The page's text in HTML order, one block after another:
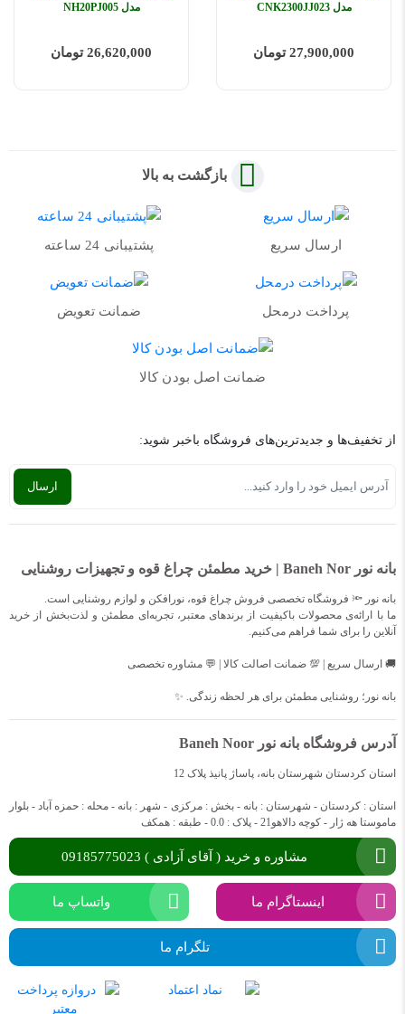
مدل CNK2300JJ023
27,900,000 تومان
مدل NH20PJ005
26,620,000 تومان
بازگشت به بالا
ارسال سریع پشتیبانی 24 ساعته
پرداخت درمحل ضمانت تعویض
ضمانت اصل بودن کالا
از تخفیف‌ها و جدیدترین‌های فروشگاه باخبر شوید:
بانه نور Baneh Nor | خرید مطمئن چراغ قوه و تجهیزات روشنایی
بانه نور 🔦 فروشگاه تخصصی فروش چراغ قوه، نورافکن و لوازم روشنایی است.
ما با ارائه‌ی محصولات باکیفیت از برندهای معتبر، تجربه‌ای مطمئن و لذت‌بخش از خرید
آنلاین را برای شما فراهم می‌کنیم.
🚚 ارسال سریع | 💯 ضمانت اصالت کالا | 💬 مشاوره تخصصی
بانه نور؛ روشنایی مطمئن برای هر لحظه زندگی. ✨
آدرس فروشگاه بانه نور Baneh Noor
استان کردستان شهرستان بانه، پاساژ پانیذ پلاک 12
استان : کردستان - شهرستان : بانه - بخش : مرکزی - شهر : بانه - محله : حمزه آباد - بلوار
ماموستا هه ژار - کوچه دالاهو21 - پلاک : 0.0 - طبقه : همکف
مشاوره و خرید ( آقای آزادی ) 09185775023
اینستاگرام ما واتساپ ما
تلگرام ما